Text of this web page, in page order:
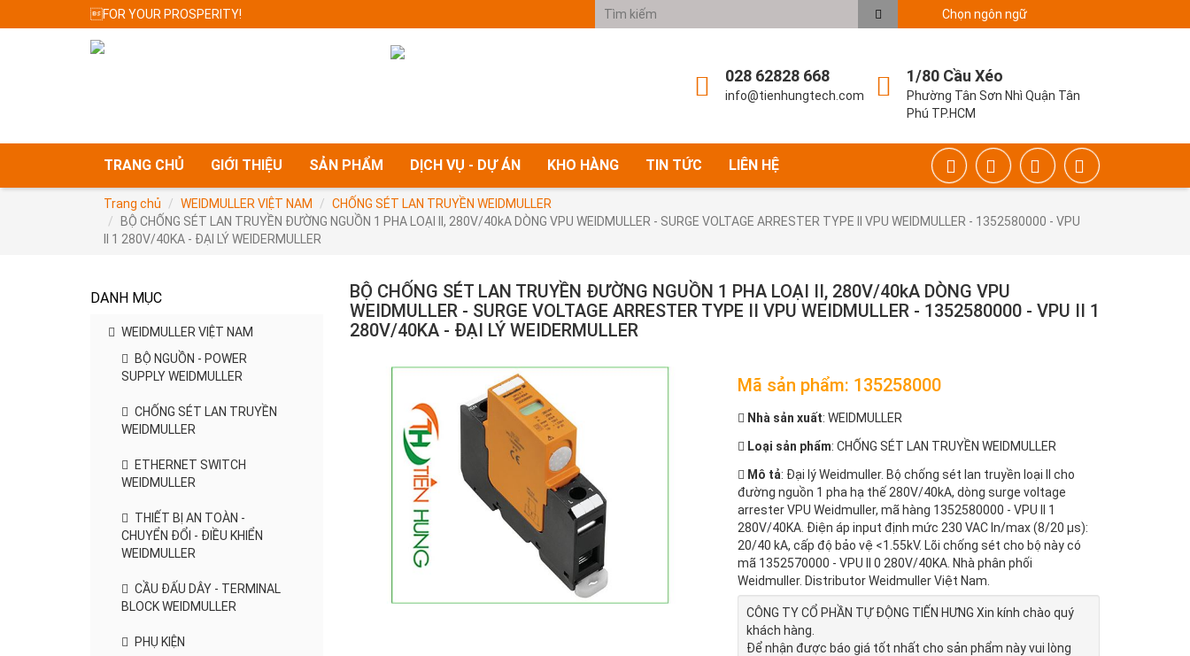
FOR YOUR PROSPERITY! Chọn ngôn ngữ
028 62828 668
info@tienhungtech.com
1/80 Cầu Xéo
Phường Tân Sơn Nhì Quận Tân
Phú TP.HCM
TRANG CHỦ GIỚI THIỆU SẢN PHẨM DỊCH VỤ - DỰ ÁN KHO HÀNG TIN TỨC LIÊN HỆ
Trang chủ WEIDMULLER VIỆT NAM
CHỐNG SÉT LAN TRUYỀN WEIDMULLER
BỘ CHỐNG SÉT LAN TRUYỀN ĐƯỜNG NGUỒN 1 PHA LOẠI II, 280V/40kA DÒNG VPU WEIDMULLER - SURGE VOLTAGE ARRESTER TYPE II VPU WEIDMULLER - 1352580000 - VPU
II 1 280V/40KA - ĐẠI LÝ WEIDERMULLER
DANH MỤC
WEIDMULLER VIỆT NAM
BỘ NGUỒN - POWER
SUPPLY WEIDMULLER
CHỐNG SÉT LAN TRUYỀN
WEIDMULLER
ETHERNET SWITCH
WEIDMULLER
THIẾT BỊ AN TOÀN -
CHUYỂN ĐỔI - ĐIỀU KHIỂN
WEIDMULLER
CẦU ĐẤU DÂY - TERMINAL
BLOCK WEIDMULLER
PHỤ KIỆN
BỘ CHỐNG SÉT LAN TRUYỀN ĐƯỜNG NGUỒN 1 PHA LOẠI II, 280V/40kA DÒNG VPU
WEIDMULLER - SURGE VOLTAGE ARRESTER TYPE II VPU WEIDMULLER - 1352580000 - VPU II 1
280V/40KA - ĐẠI LÝ WEIDERMULLER
Mã sản phẩm: 135258000
Nhà sản xuất: WEIDMULLER
Loại sản phẩm: CHỐNG SÉT LAN TRUYỀN WEIDMULLER
Mô tả: Đại lý Weidmuller. Bộ chống sét lan truyền loại II cho
đường nguồn 1 pha hạ thế 280V/40kA, dòng surge voltage
arrester VPU Weidmuller, mã hàng 1352580000 - VPU II 1
280V/40KA. Điện áp input định mức 230 VAC In/max (8/20 µs):
20/40 kA, cấp độ bảo vệ <1.55kV. Lõi chống sét cho bộ này có
mã 1352570000 - VPU II 0 280V/40KA. Nhà phân phối
Weidmuller. Distributor Weidmuller Việt Nam.
CÔNG TY CỔ PHẦN TỰ ĐỘNG TIẾN HƯNG Xin kính chào quý
khách hàng.
Để nhận được báo giá tốt nhất cho sản phẩm này vui lòng